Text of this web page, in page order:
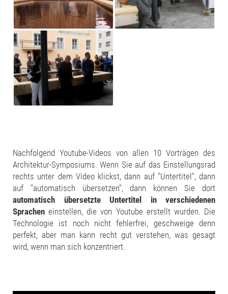
Nachfolgend Youtube-Videos von allen 10 Vorträgen des
Architektur-Symposiums. Wenn Sie auf das Einstellungsrad
rechts unter dem Video klickst, dann auf "Untertitel", dann
auf "automatisch übersetzen", dann können Sie dort
automatisch übersetzte Untertitel in verschiedenen
Sprachen einstellen, die von Youtube erstellt wurden. Die
Technologie ist noch nicht fehlerfrei, geschweige denn
perfekt, aber man kann recht gut verstehen, was gesagt
wird, wenn man sich konzentriert.